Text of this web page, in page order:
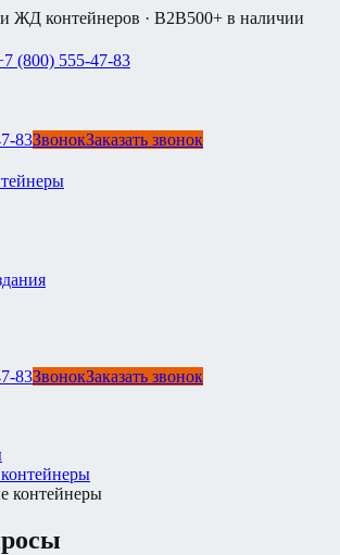
ЖД контейнеров · B2B500+ в наличии
(800) 555-47-83
83ЗвонокЗаказать звонок
83ЗвонокЗаказать звонок
контейнеры